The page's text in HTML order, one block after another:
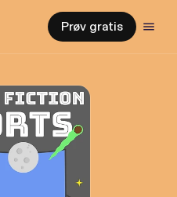
Prøv gratis